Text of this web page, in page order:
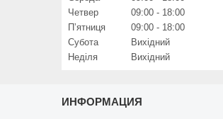
Четвер
09:00
18:00
Пʼятниця
09:00
18:00
Субота
Вихідний
Неділя
Вихідний
ИНФОРМАЦИЯ